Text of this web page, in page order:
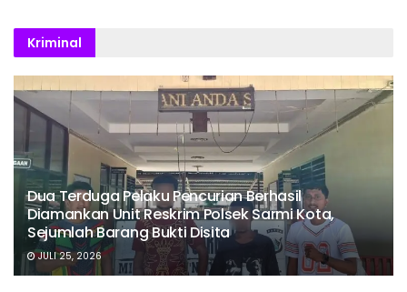
Kriminal
Dua Terduga Pelaku Pencurian Berhasil
Diamankan Unit Reskrim Polsek Sarmi Kota,
Sejumlah Barang Bukti Disita
JULI 25, 2026